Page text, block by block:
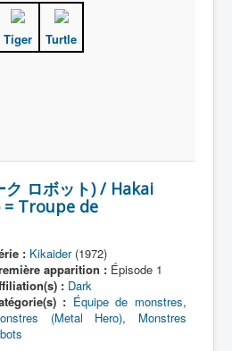
Tiger
Turtle
ロボット) / Hakai
= Troupe de
: Kikaider(1972)
apparition :Épisode 1
: Dark
: Équipe de monstres,
(Metal Hero), Monstres